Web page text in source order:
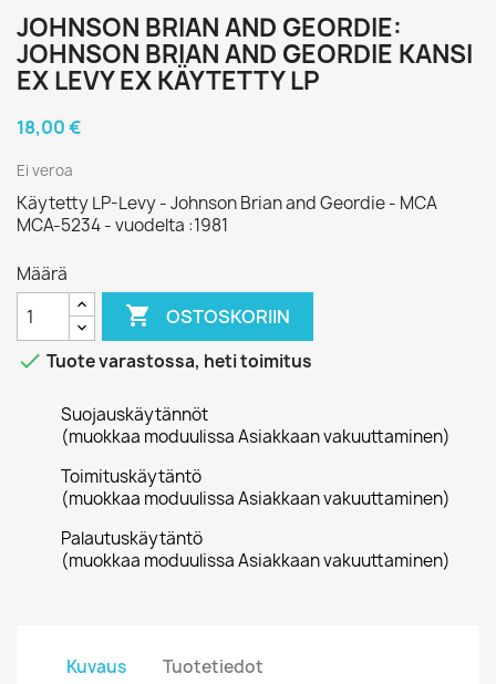
JOHNSON BRIAN AND GEORDIE:
JOHNSON BRIAN AND GEORDIE KANSI
EX LEVY EX KÄYTETTY LP
18,00 €
Ei veroa
Käytetty LP-Levy - Johnson Brian and Geordie - MCA
MCA-5234 - vuodelta :1981
Määrä
 OSTOSKORIIN
 Tuote varastossa, heti toimitus
Suojauskäytännöt
(muokkaa moduulissa Asiakkaan vakuuttaminen)
Toimituskäytäntö
(muokkaa moduulissa Asiakkaan vakuuttaminen)
Palautuskäytäntö
(muokkaa moduulissa Asiakkaan vakuuttaminen)
Kuvaus Tuotetiedot